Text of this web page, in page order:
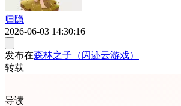
归隐
2026-06-03 14:30:16
发布在森林之子（闪迹云游戏）
转载
导读